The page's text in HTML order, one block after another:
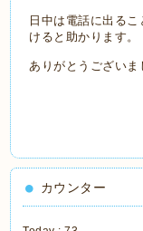
日中は電話に出る
けると助かります。
ありがとうございま
カウンター